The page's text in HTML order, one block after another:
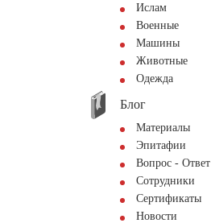
Ислам
Военные
Машины
Животные
Одежда
Блог
Материалы
Эпитафии
Вопрос - Ответ
Сотрудники
Сертификаты
Новости